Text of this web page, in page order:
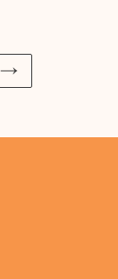
SIGUIENTE